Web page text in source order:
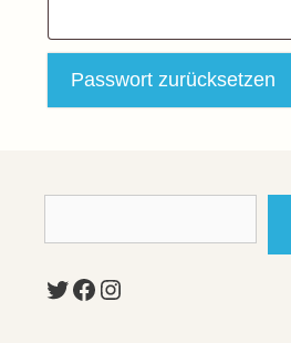
Passwort zurücksetzen
Twitter
Facebook
Instagram